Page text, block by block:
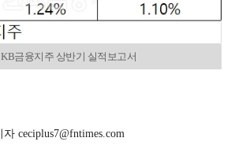
KB금융지주 상반기 실적보고서
ceciplus7@fntimes.com